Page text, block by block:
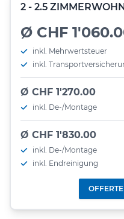
2 - 2.5
Ø CHF
inkl. Mehrwertsteuer
inkl.
Ø CHF 1'270.00
inkl. De-/Montage
Ø CHF 1'830.00
inkl. De-/Montage
inkl. Endreinigung